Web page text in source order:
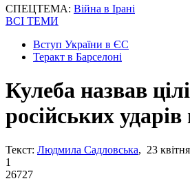
СПЕЦТЕМА: Війна в Ірані
ВСІ ТЕМИ
Вступ України в ЄС
Теракт в Барселоні
Кулеба назвав цілі
російських ударів
Текст: Людмила Садловська, 23
1
26727